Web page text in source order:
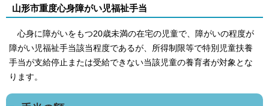
山形市重度心身障がい児福祉手当
心身に障がいをもつ20歳未満の在宅の児童で、障がいの程度が
障がい児福祉手当該当程度であるが、所得制限等で特別児童扶養
手当が支給停止または受給できない当該児童の養育者が対象とな
ります。